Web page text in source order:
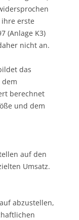
ihre erste
(Anlage K3)
nicht an.
das
berechnet
und dem
auf den
Umsatz.
abzustellen,